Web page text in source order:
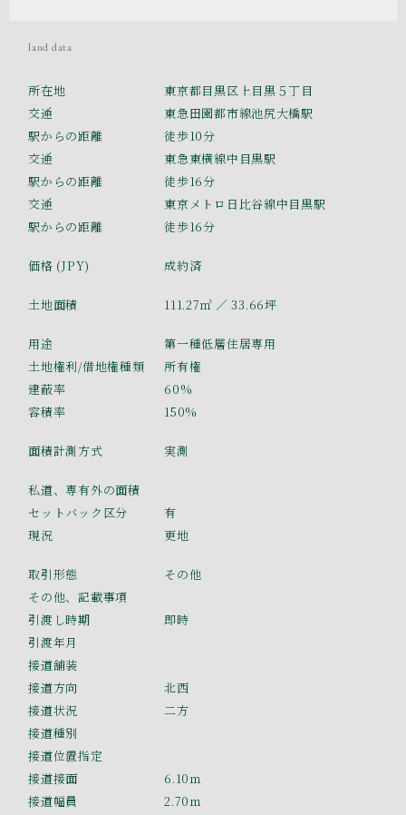
land data
所在地
東京都目黒区上目黒５丁目
交通
東急田園都市線池尻大橋駅
駅からの距離
徒歩10分
交通
東急東横線中目黒駅
駅からの距離
徒歩16分
交通
東京メトロ日比谷線中目黒駅
駅からの距離
徒歩16分
価格 (JPY) 成約済
土地面積 111.27㎡ ／ 33.66坪
用途
第一種低層住居専用
土地権利/借地権種類
所有権
建蔽率
60%
容積率
150%
面積計測方式 実測
私道、専有外の面積
セットバック区分
有
現況
更地
取引形態
その他
その他、記載事項
引渡し時期
即時
引渡年月
接道舗装
接道方向
北西
接道状況
二方
接道種別
接道位置指定
接道接面
6.10ｍ
接道幅員
2.70ｍ